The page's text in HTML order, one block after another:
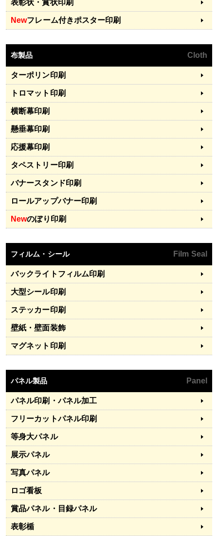
表彰状・賞状印刷
Newフレーム付きポスター印刷
布製品 Cloth
ターポリン印刷
トロマット印刷
横断幕印刷
懸垂幕印刷
応援幕印刷
タペストリー印刷
バナースタンド印刷
ロールアップバナー印刷
Newのぼり印刷
フィルム・シール Film Seal
バックライトフィルム印刷
大型シール印刷
ステッカー印刷
壁紙・壁面装飾
マグネット印刷
パネル製品 Panel
パネル印刷・パネル加工
フリーカットパネル印刷
等身大パネル
展示パネル
写真パネル
ロゴ看板
賞品パネル・目録パネル
表彰楯